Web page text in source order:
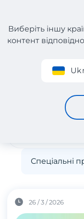
Реєстрація
Виберіть іншу
контент
Спеціальні
Спеціальні
26 / 3 / 2026